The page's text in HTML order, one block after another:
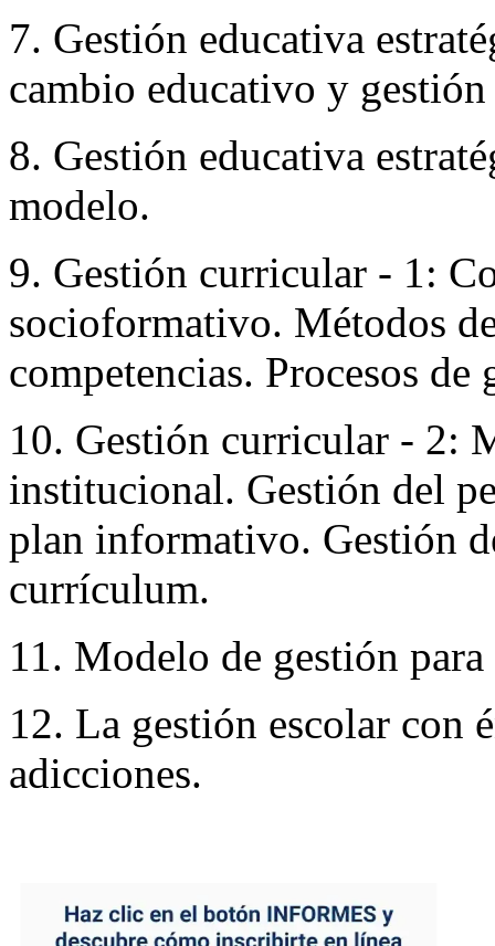
7. Gestión educativa
cambio educativo y
8. Gestión educativa
modelo.
9. Gestión curricular - 1:
socioformativo. Métodos
competencias. Procesos
10. Gestión curricular - 2:
institucional. Gestión del
plan informativo. Gestión
currículum.
11. Modelo de gestión
12. La gestión escolar con
adicciones.